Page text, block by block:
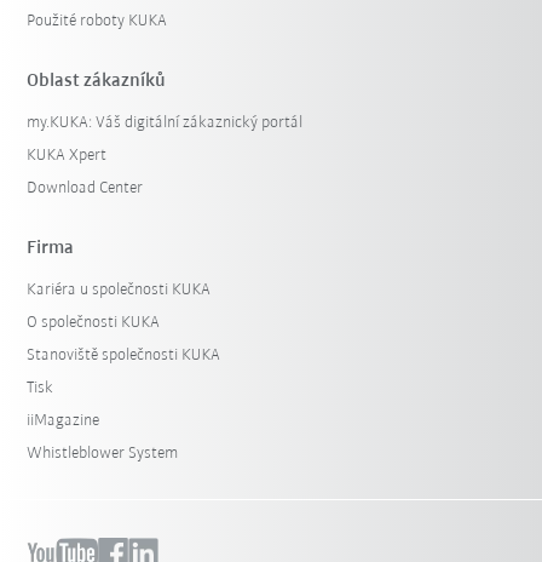
Použité roboty KUKA
Oblast zákazníků
my.KUKA: Váš digitální zákaznický portál
KUKA Xpert
Download Center
Firma
Kariéra u společnosti KUKA
O společnosti KUKA
Stanoviště společnosti KUKA
Tisk
iiMagazine
Whistleblower System